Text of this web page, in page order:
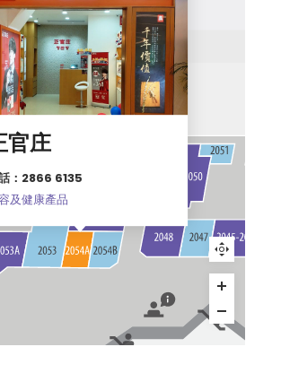
官庄
：2866 6135
及健康產品